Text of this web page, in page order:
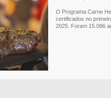
O Programa Carne
certificados no
2025. Foram 15.086